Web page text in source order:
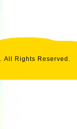
. All Rights Reserved.